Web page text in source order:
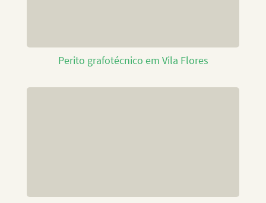
Perito grafotécnico em Vila Flores